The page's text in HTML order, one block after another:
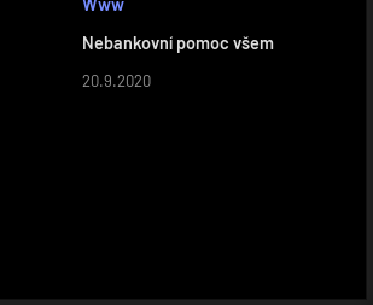
Www
Nebankovní pomoc všem
20.9.2020